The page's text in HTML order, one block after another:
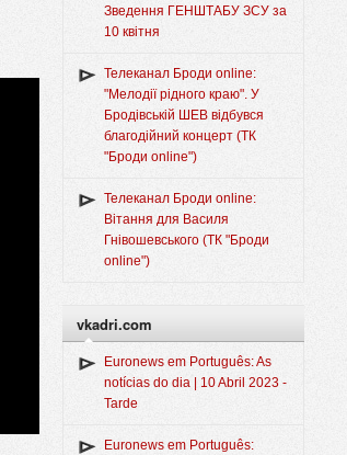
Зведення ГЕНШТАБУ ЗСУ за
10 квітня
Телеканал Броди online:
"Мелодії рідного краю". У
Бродівській ШЕВ відбувся
благодійний концерт (ТК
"Броди online")
Телеканал Броди online:
Вітання для Василя
Гнівошевського (ТК "Броди
online")
vkadri.com
Euronews em Português: As
notícias do dia | 10 Abril 2023 -
Tarde
Euronews em Português: